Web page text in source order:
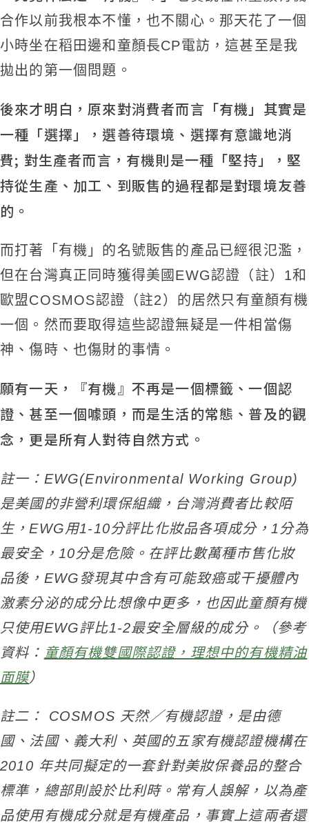
合作以前我根本不懂，也不關心。那天花了一個
小時坐在稻田邊和童顏長CP電訪，這甚至是我
拋出的第一個問題。
後來才明白，原來對消費者而言「有機」其實是
一種「選擇」，選善待環境、選擇有意識地消
費; 對生產者而言，有機則是一種「堅持」，堅
持從生產、加工、到販售的過程都是對環境友善
的。
而打著「有機」的名號販售的產品已經很氾濫，
但在台灣真正同時獲得美國EWG認證（註）1和
歐盟COSMOS認證（註2）的居然只有童顏有機
一個。然而要取得這些認證無疑是一件相當傷
神、傷時、也傷財的事情。
願有一天，『有機』不再是一個標籤、一個認
證、甚至一個噱頭，而是生活的常態、普及的觀
念，更是所有人對待自然方式。
註一：EWG(Environmental Working Group)
是美國的非營利環保組織，台灣消費者比較陌
生，EWG用1-10分評比化妝品各項成分，1分為
最安全，10分是危險。在評比數萬種市售化妝
品後，EWG發現其中含有可能致癌或干擾體內
激素分泌的成分比想像中更多，也因此童顏有機
只使用EWG評比1-2最安全層級的成分。（參考
資料： 童顏有機雙國際認證，理想中的有機精油
面膜）
註二： COSMOS 天然／有機認證，是由德
國、法國、義大利、英國的五家有機認證機構在
2010 年共同擬定的一套針對美妝保養品的整合
標準，總部則設於比利時。常有人誤解，以為產
品使用有機成分就是有機產品，事實上這兩者還